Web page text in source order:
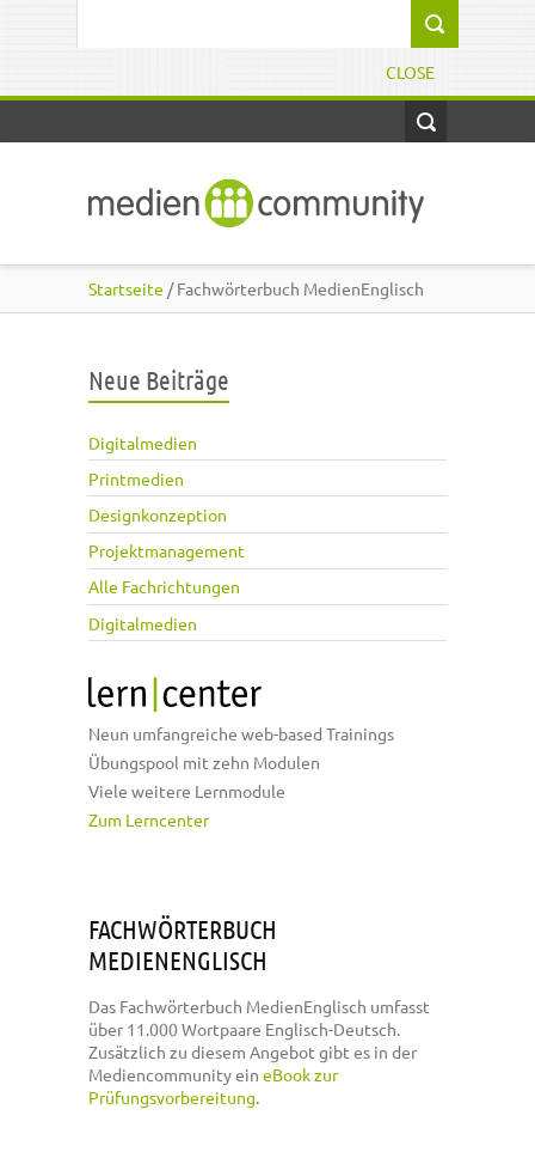
CLOSE
Startseite / Fachwörterbuch MedienEnglisch
Neue Beiträge
Digitalmedien
Printmedien
Designkonzeption
Projektmanagement
Alle Fachrichtungen
Digitalmedien
Neun umfangreiche web-based Trainings
Übungspool mit zehn Modulen
Viele weitere Lernmodule
Zum Lerncenter
FACHWÖRTERBUCH
MEDIENENGLISCH
Das Fachwörterbuch MedienEnglisch umfasst
über 11.000 Wortpaare Englisch-Deutsch.
Zusätzlich zu diesem Angebot gibt es in der
Mediencommunity ein eBook zur
Prüfungsvorbereitung.